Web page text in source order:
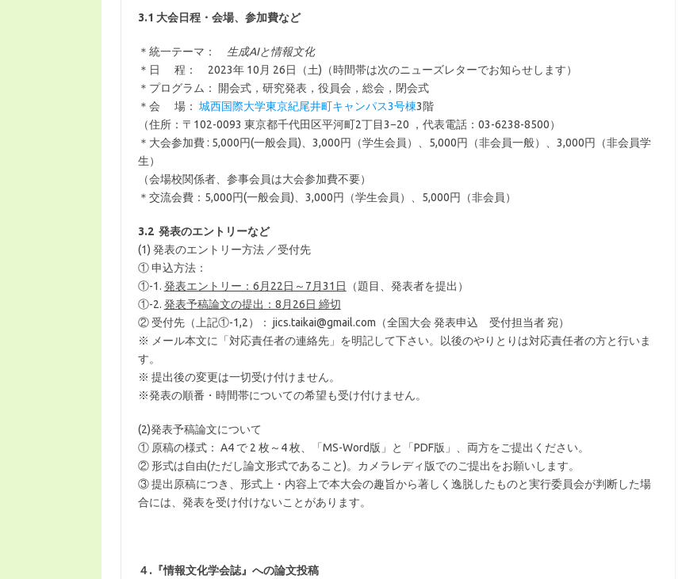
3.1 大会日程・会場、参加費など
＊統一テーマ： 生成AIと情報文化
＊日 程： 2023年 10月 26日（土)（時間帯は次のニューズレターでお知らせします）
＊プログラム： 開会式，研究発表，役員会，総会，閉会式
＊会 場： 城西国際大学東京紀尾井町キャンパス3号棟3階
（住所：〒102-0093 東京都千代田区平河町2丁目3−20 ，代表電話：03-6238-8500）
＊大会参加費 : 5,000円(一般会員)、3,000円（学生会員）、5,000円（非会員一般）、3,000円（非会員学
生）
（会場校関係者、参事会員は大会参加費不要）
＊交流会費：5,000円(一般会員)、3,000円（学生会員）、5,000円（非会員）
3.2 発表のエントリーなど
(1) 発表のエントリー方法 ／受付先
① 申込方法：
①-1. 発表エントリー： 6 月22日～7月31日
（題目、発表者を提出）
①-2. 発表予稿論文の提出：8月 26日 締切
② 受付先（上記①-1,2）： jics.taikai@gmail.com（全国大会 発表申込 受付担当者 宛）
※ メール本文に「対応責任者の連絡先」を明記して下さい。以後のやりとりは対応責任者の方と行いま
す。
※ 提出後の変更は一切受け付けません。
※発表の順番・時間帯についての希望も受け付けません。
(2)発表予稿論文について
① 原稿の様式： A4 で 2 枚～4 枚、「MS-Word版」と「PDF版」、両方をご提出ください。
② 形式は自由(ただし論文形式であること)。カメラレディ版でのご提出をお願いします。
③ 提出原稿につき、形式上・内容上で本大会の趣旨から著しく逸脱したものと実行委員会が判断した場
合には、発表を受け付けないことがあります。
４.『情報文化学会誌』への論文投稿